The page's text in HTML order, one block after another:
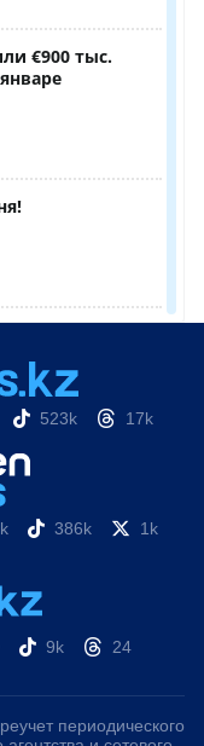
523k 17k
386k
1k
9k 24
периодического